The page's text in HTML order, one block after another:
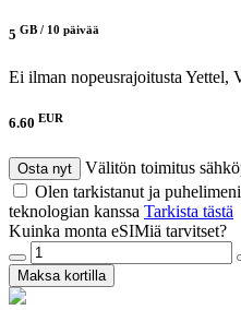
5 GB / 10 päivää
Ei ilman nopeusrajoitusta Yettel,
6.60 EUR
Osta nyt
Välitön toimitus
Olen tarkistanut ja
teknologian kanssa Tarkista tästä
Kuinka monta eSIMiä tarvitset?
Maksa kortilla